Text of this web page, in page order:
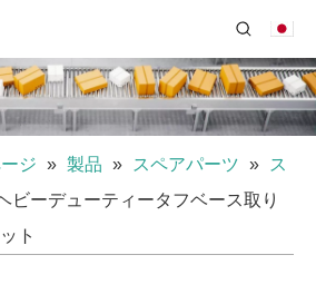
ジ » 製品 » スペアパーツ »
ス
ビーデューティータフベース取り
ト